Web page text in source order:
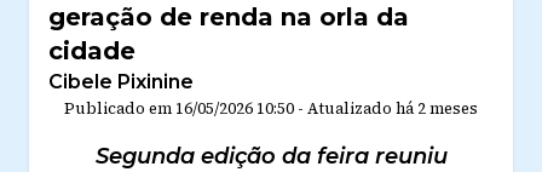
geração de renda na orla da
cidade
Cibele Pixinine
Publicado em 16/05/2026 10:50 - Atualizado há 2 meses
Segunda edição da feira reuniu